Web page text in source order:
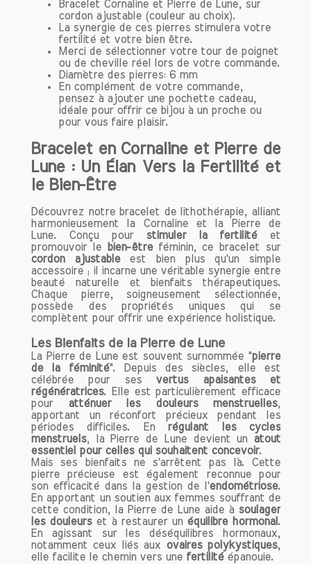
accouchement difficile, le Quartz Rose
peut également aider les jeunes mères à
surmonter leBaby Blueset à retrouver
un équilibre émotionnel. En favorisant
une ambiance calme et réconfortante,
cette pierre contribue à la fois à la
fertilitéet au bien-être général.
Le Jade est une autre pierre précieuse
souvent associée à la fertilité . Ses
propriétés apaisantes favorisent la
cruciaux pour les couples qui souhaitent
concevoir. Considérée comme une
pierreporte-bonheur, le Jade aide à
attirer des énergies positives, ce qui
peut être particulièrement bénéfique
lors de traitements de fertilité.
Grenat et Aventurine : Vitalité et espoir
Le Grenat est une pierre énergisante qui
booste la libidoet apporte force et
vitalité. Elle est souvent utilisée par les
hommes pouraméliorer leur fertilité
.
L'Aventurine, quant à elle, calme les
angoisses etravive l'espoir, créant un
environnement émotionnel favorable à
la conception. Ensemble, ces pierres
peuvent représenter un soutien
important pour les couples qui
traversent des défis émotionnels.
Pierre de Lave : Pour surmonter les
obstacles
Lorsqu'il s'agit de faire face à des défis
Bracelet Cornaline et Pierre de Lune, sur
cordon ajustable (couleur au choix).
La synergie de ces pierres stimulera votre
fertilité et votre bien être.
Merci de sélectionner votre tour de poignet
ou de cheville réel lors de votre commande.
Diamètre des pierres: 6 mm
En complément de votre commande,
pensez à ajouter une pochette cadeau,
idéale pour offrir ce bijou à un proche ou
pour vous faire plaisir.
Bracelet en Cornaline et Pierre de
Lune : Un Élan Vers la Fertilité et
le Bien-Être
Découvrez notre bracelet de lithothérapie, alliant
harmonieusement la Cornaline et la Pierre de
Lune. Conçu pour stimuler la fertilitéet
promouvoir le
bien-êtreféminin, ce bracelet sur
cordon ajustableest bien plus qu'un simple
accessoire ; il incarne une véritable synergie entre
beauté naturelle et bienfaits thérapeutiques.
Chaque pierre, soigneusement sélectionnée,
possède des propriétés uniques qui se
complètent pour offrir une expérience holistique.
Les Bienfaits de la Pierre de Lune
La Pierre de Lune est souvent surnommée "pierre
de la féminité". Depuis des siècles, elle est
célébrée pour ses vertus apaisantes et
régénératrices. Elle est particulièrement efficace
pour atténuer les douleurs menstruelles,
apportant un réconfort précieux pendant les
périodes difficiles. En régulant les cycles
menstruels, la Pierre de Lune devient un atout
essentiel pour celles qui souhaitent concevoir.
Mais ses bienfaits ne s'arrêtent pas là. Cette
pierre précieuse est également reconnue pour
son efficacité dans la gestion de l'endométriose.
En apportant un soutien aux femmes souffrant de
cette condition, la Pierre de Lune aide à soulager
les douleurset à restaurer un équilibre hormonal .
En agissant sur les déséquilibres hormonaux,
notamment ceux liés aux ovaires polykystiques,
elle facilite le chemin vers une fertilitéépanouie.